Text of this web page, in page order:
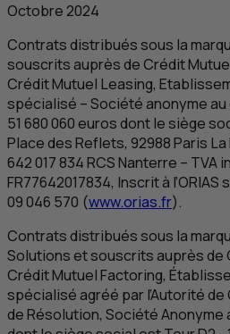
Octobre 2024
Contrats distribués sous la
souscrits auprès de Crédit
Crédit Mutuel Leasing,
spécialisé – Société anonyme
51 680 060 euros dont le siège
Place des Reflets, 92988 Paris
642 017 834RCSNanterre – TVA
FR77642017834, Inscrit à l’ORIAS
09 046 570 (www.orias.fr).
Contrats distribués sous la
Solutions et souscrits auprès de
Crédit Mutuel Factoring,
spécialisé agréé par l’Autorité
de Résolution, Société Anonyme